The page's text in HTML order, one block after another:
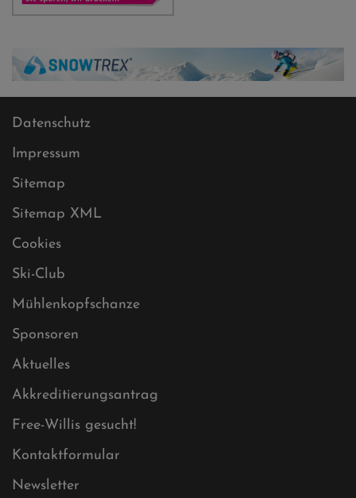
Datenschutz
Impressum
Sitemap
Sitemap XML
Cookies
Ski-Club
Mühlenkopfschanze
Sponsoren
Aktuelles
Akkreditierungsantrag
Free-Willis gesucht!
Kontaktformular
Newsletter